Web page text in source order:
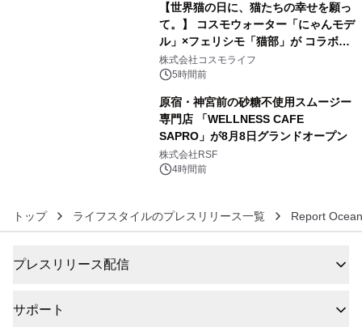
【世界猫の日に、猫たちの幸せを願っ
て。】 コスモウォーター「にゃんモデ
ル」×フェリシモ「猫部」が コラボキ
ャンペーンを実施
株式会社コスモライフ
5時間前
原宿・神宮前の砂糖不使用スムージー
専門店 「WELLNESS CAFE
SAPRO」が8月8日グランドオープン
株式会社RSF
4時間前
トップ ライフスタイルのプレスリリース一覧 Report
プレスリリース配信
サポート